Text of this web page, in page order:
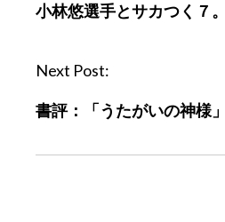
s
n
v
小林悠選手とサカつく７。
Next Post:
書評：「うたがいの神様